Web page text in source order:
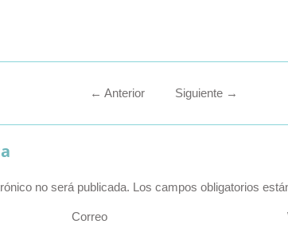
← Anterior Siguiente →
no será publicada. Los campos obligatorios
Correo